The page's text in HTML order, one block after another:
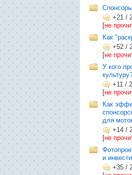
+21 /
[не
Как
+52 /
[не
У кого
+11 /
[не
Как
для
+14 /
[не
и
+35 /